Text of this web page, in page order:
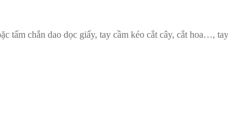
tấm chắn dao dọc giấy, tay cầm kéo cắt cây, cắt hoa…,